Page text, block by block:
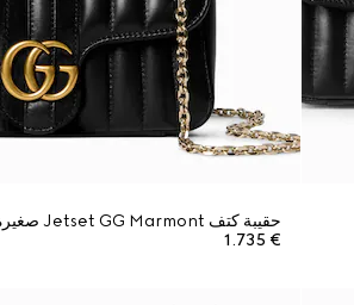
حقيبة كتف Jetset GG Marmont صغيرة
€ 1.735